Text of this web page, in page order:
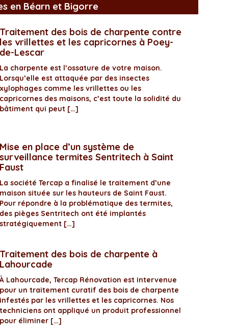
en Béarn et Bigorre
Traitement des bois de charpente contre
les vrillettes et les capricornes à Poey-
de-Lescar
La charpente est l’ossature de votre maison.
Lorsqu’elle est attaquée par des insectes
xylophages comme les vrillettes ou les
capricornes des maisons, c’est toute la solidité du
bâtiment qui peut […]
Mise en place d’un système de
surveillance termites Sentritech à Saint
Faust
La société Tercap a finalisé le traitement d’une
maison située sur les hauteurs de Saint Faust.
Pour répondre à la problématique des termites,
des pièges Sentritech ont été implantés
stratégiquement […]
Traitement des bois de charpente à
Lahourcade
À Lahourcade, Tercap Rénovation est intervenue
pour un traitement curatif des bois de charpente
infestés par les vrillettes et les capricornes. Nos
techniciens ont appliqué un produit professionnel
pour éliminer […]